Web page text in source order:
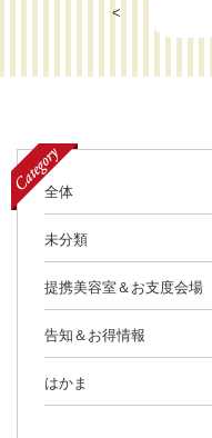
<
全体
未分類
提携美容室＆お支度会場
告知＆お得情報
はかま